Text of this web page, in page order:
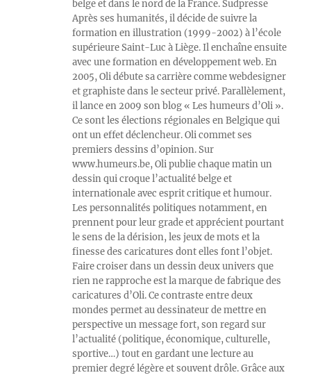
belge et dans le nord de la France. Sudpresse
Après ses humanités, il décide de suivre la
formation en illustration (1999-2002) à l’école
supérieure Saint-Luc à Liège. Il enchaîne ensuite
avec une formation en développement web. En
2005, Oli débute sa carrière comme webdesigner
et graphiste dans le secteur privé. Parallèlement,
il lance en 2009 son blog « Les humeurs d’Oli ».
Ce sont les élections régionales en Belgique qui
ont un effet déclencheur. Oli commet ses
premiers dessins d’opinion. Sur
www.humeurs.be, Oli publie chaque matin un
dessin qui croque l’actualité belge et
internationale avec esprit critique et humour.
Les personnalités politiques notamment, en
prennent pour leur grade et apprécient pourtant
le sens de la dérision, les jeux de mots et la
finesse des caricatures dont elles font l’objet.
Faire croiser dans un dessin deux univers que
rien ne rapproche est la marque de fabrique des
caricatures d’Oli. Ce contraste entre deux
mondes permet au dessinateur de mettre en
perspective un message fort, son regard sur
l’actualité (politique, économique, culturelle,
sportive…) tout en gardant une lecture au
premier degré légère et souvent drôle. Grâce aux